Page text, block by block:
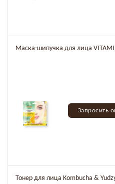
Маска-шипучка для лица
Запросить
Тонер для лица Kombucha &